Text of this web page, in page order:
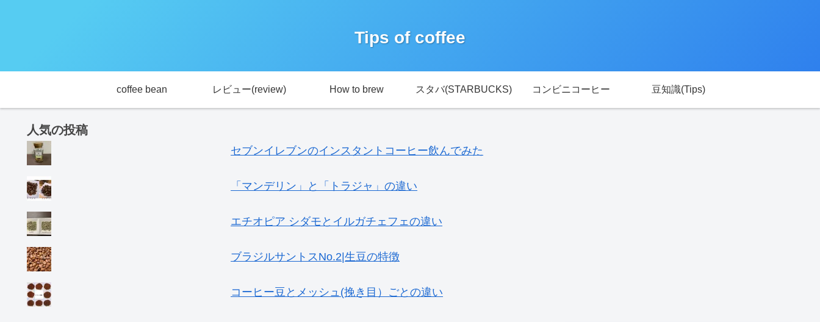
Tips of coffee
coffee bean レビュー(review) How to brew スタバ(STARBUCKS) コンビニコーヒー 豆知識(Tips)
人気の投稿
セブンイレブンのインスタントコーヒー飲んでみた
「マンデリン」と「トラジャ」の違い
エチオピア シダモとイルガチェフェの違い
ブラジルサントスNo.2|生豆の特徴
コーヒー豆とメッシュ(挽き目）ごとの違い